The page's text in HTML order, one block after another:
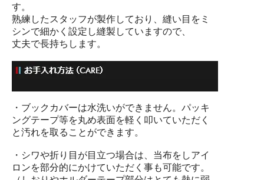
す。
熟練したスタッフが製作しており、縫い目をミ
シンで細かく設定し縫製していますので、
丈夫で長持ちします。
・ブックカバーは水洗いができません。パッキ
ングテープ等を丸め表面を軽く叩いていただく
と汚れを取ることができます。
・シワや折り目が目立つ場合は、当布をしアイ
ロンを部分的にかけていただく事も可能です。